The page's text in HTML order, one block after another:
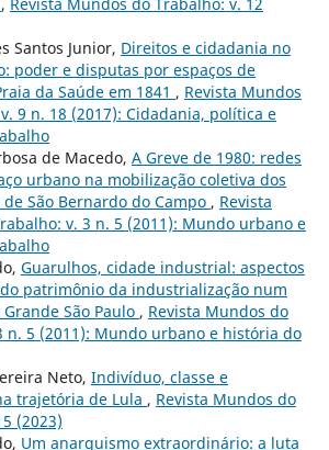
Santos Junior, Direitos e cidadania no
poder e disputas por espaços de
da Saúde em 1841 , Revista Mundos
9 n. 18 (2017): Cidadania, política e
de Macedo, A Greve de 1980: redes
urbano na mobilização coletiva dos
São Bernardo do Campo , Revista
v. 3 n. 5 (2011): Mundo urbano e
Guarulhos, cidade industrial: aspectos
patrimônio da industrialização num
São Paulo , Revista Mundos do
n. 5 (2011): Mundo urbano e história do
Neto, Indivíduo, classe e
trajetória de Lula , Revista Mundos do
(2023)
Um anarquismo extraordinário: a luta